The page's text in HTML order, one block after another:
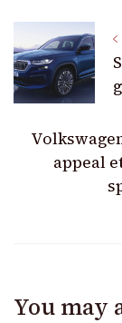
Post
appeal
You may